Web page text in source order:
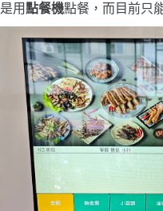
是用點餐機點餐，而目前只